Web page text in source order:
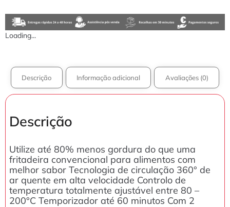
Loading...
Descrição Informação adicional Avaliações (0)
Descrição
Utilize até 80% menos gordura do que uma
fritadeira convencional para alimentos com
melhor sabor Tecnologia de circulação 360° de
ar quente em alta velocidade Controlo de
temperatura totalmente ajustável entre 80 –
200°C Temporizador até 60 minutos Com 2